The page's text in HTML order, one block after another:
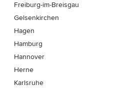
Freiburg-im-Breisgau
Gelsenkirchen
Hagen
Hamburg
Hannover
Herne
Karlsruhe